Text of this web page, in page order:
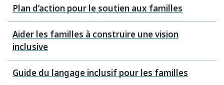
Plan d’action pour le soutien aux familles
Aider les familles à construire une vision
inclusive
Guide du langage inclusif pour les familles